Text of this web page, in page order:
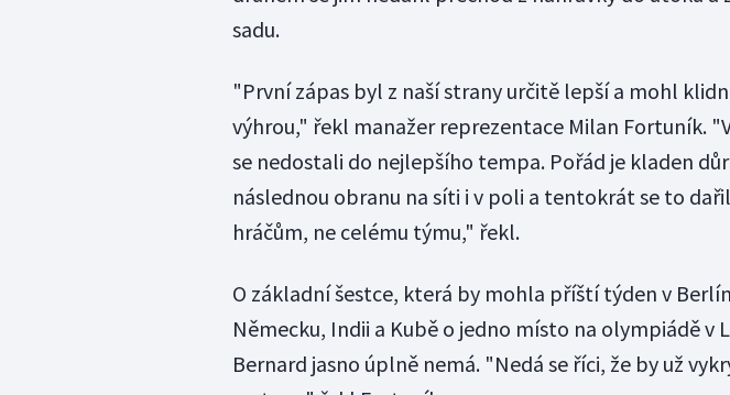
sadu.
"První zápas byl z naší strany určitě lepší a mohl
výhrou," řekl manažer reprezentace Milan Fortuník.
se nedostali do nejlepšího tempa. Pořád je kladen
následnou obranu na síti i v poli a tentokrát se to
hráčům, ne celému týmu," řekl.
O základní šestce, která by mohla příští týden v
Německu, Indii a Kubě o jedno místo na olympiádě v
Bernard jasno úplně nemá. "Nedá se říci, že by už